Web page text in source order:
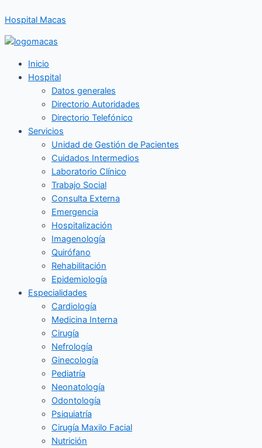
al
contenido
Hospital Macas
Inicio
Hospital
Datos generales
Directorio Autoridades
Directorio Telefónico
Servicios
Unidad de Gestión de Pacientes
Cuidados Intermedios
Laboratorio Clínico
Trabajo Social
Consulta Externa
Emergencia
Hospitalización
Imagenología
Quirófano
Rehabilitación
Epidemiología
Especialidades
Cardiología
Medicina Interna
Cirugía
Nefrología
Ginecología
Pediatría
Neonatología
Odontología
Psiquiatría
Cirugía Maxilo Facial
Nutrición